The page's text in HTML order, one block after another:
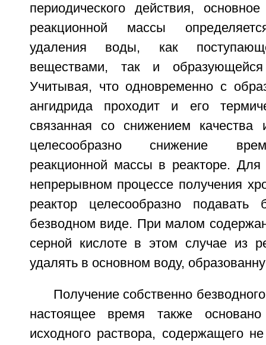
периодического действия,
реакционной массы
удаления воды, как
веществами, так и
Учитывая, что одновременно с
ангидрида проходит и его
связанная со снижением качества
целесообразно снижение
реакционной массы в реакторе. Для
непрерывном процессе получения
реактор целесообразно подавать
безводном виде. При малом
серной кислоте в этом случае из
удалять в основном воду,
Получение собственно
настоящее время также
исходного раствора, содержащего